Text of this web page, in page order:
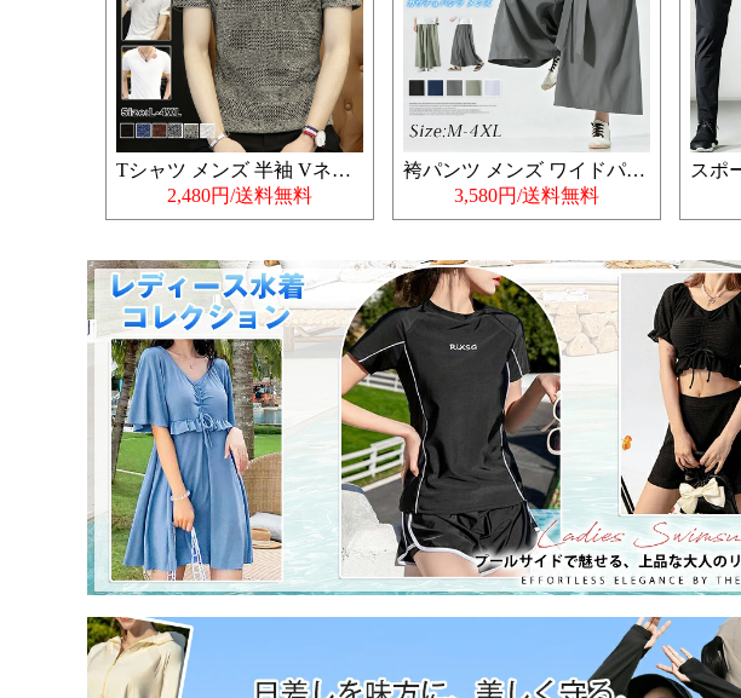
Tシャツ メンズ 半袖 Vネック
2,480円/送料無料
袴パンツ メンズ ワイドパンツ
3,580円/送料無料